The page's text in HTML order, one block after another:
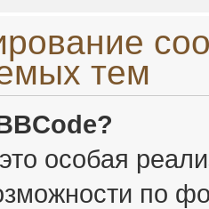
тем
особая
по